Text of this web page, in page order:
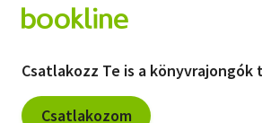
Csatlakozz Te is a könyvrajongók
Csatlakozom